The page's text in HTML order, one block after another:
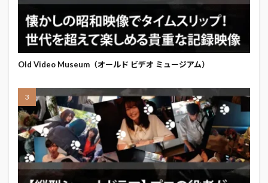
Old Video Museum（オールド ビデオ ミュージアム）